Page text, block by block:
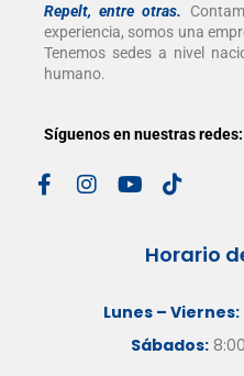
Repelt, entre otras.
experiencia, somos una
Tenemos sedes a nivel
humano.
Síguenos en nuestras redes:
Horario
Lunes – Viernes:
Sábados: